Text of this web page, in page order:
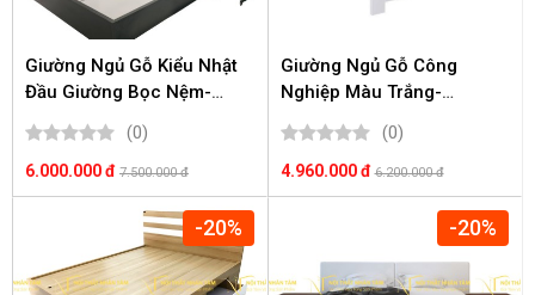
Giường Ngủ Gỗ Kiểu Nhật
Đầu Giường Bọc Nệm-
(0)
6.000.000 đ 7.500.000 đ
Giường Ngủ Gỗ Công
Nghiệp Màu Trắng-
(0)
4.960.000 đ6.200.000 đ
-20% -20%